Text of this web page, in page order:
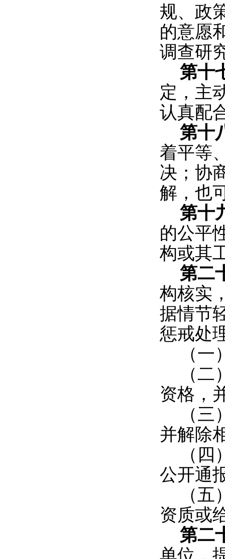
规、政
的意愿
调查研
第十
定，主
认真配
第十
着平等
决；协
解，也
第十
的公平
构或其
第二
构核实
据情节
惩戒处
（
（
资格，
（
并解除
（
公开通
（
资质或
第二